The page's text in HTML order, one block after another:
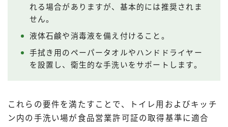
れる場合がありますが、基本的には推奨されま
せん。
液体石鹸や消毒液を備え付けること。
手拭き用のペーパータオルやハンドドライヤー
を設置し、衛生的な手洗いをサポートします。
これらの要件を満たすことで、トイレ用およびキッチ
ン内の手洗い場が食品営業許可証の取得基準に適合